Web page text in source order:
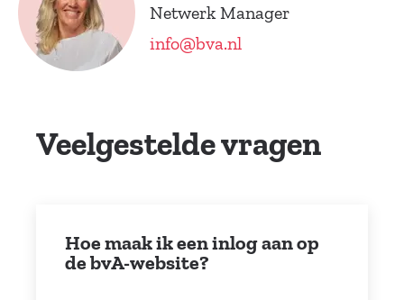
Netwerk Manager
info@bva.nl
Veelgestelde vragen
Hoe maak ik een inlog aan op
de bvA-website?